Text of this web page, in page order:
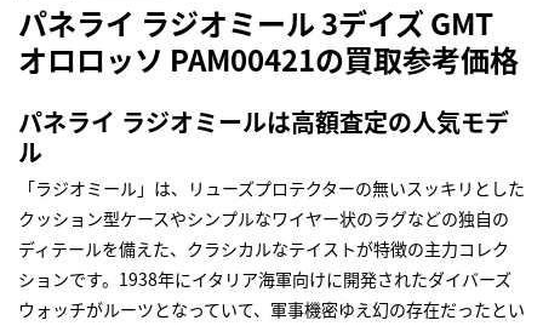
パネライ ラジオミール 3デイズ GMT
オロロッソ PAM00421の買取参考価格
パネライ ラジオミールは高額査定の人気モデ
ル
「ラジオミール」は、リューズプロテクターの無いスッキリとした
クッション型ケースやシンプルなワイヤー状のラグなどの独自の
ディテールを備えた、クラシカルなテイストが特徴の主力コレク
ションです。1938年にイタリア海軍向けに開発されたダイバーズ
ウォッチがルーツとなっていて、軍事機密ゆえ幻の存在だったとい